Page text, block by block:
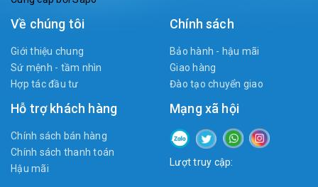
Về chúng tôi
Giới thiệu chung
Sứ mệnh - tầm nhìn
Hợp tác đầu tư
Chính sách
Bảo hành - hậu mãi
Giao hàng
Đào tạo chuyển giao
Hỗ trợ khách hàng
Chính sách bán hàng
Chính sách thanh toán
Hậu mãi
Mạng xã hội
Lượt truy cập: